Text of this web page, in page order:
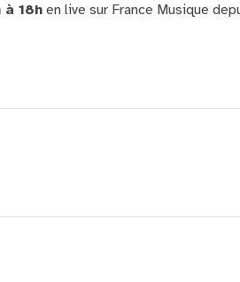
à 18hen live sur France Musique